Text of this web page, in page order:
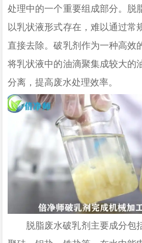
处理中的一个重要组成部分。脱
以乳状液形式存在，难以通过常
直接去除。破乳剂作为一种高效
将乳状液中的油滴聚集成较大的
分离，提高废水处理效率。
脱脂废水破乳剂主要成分包